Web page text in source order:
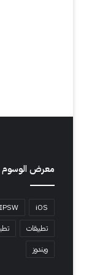
معرض الوسوم
iOS
IPSW
تطبيقات
ويندوز